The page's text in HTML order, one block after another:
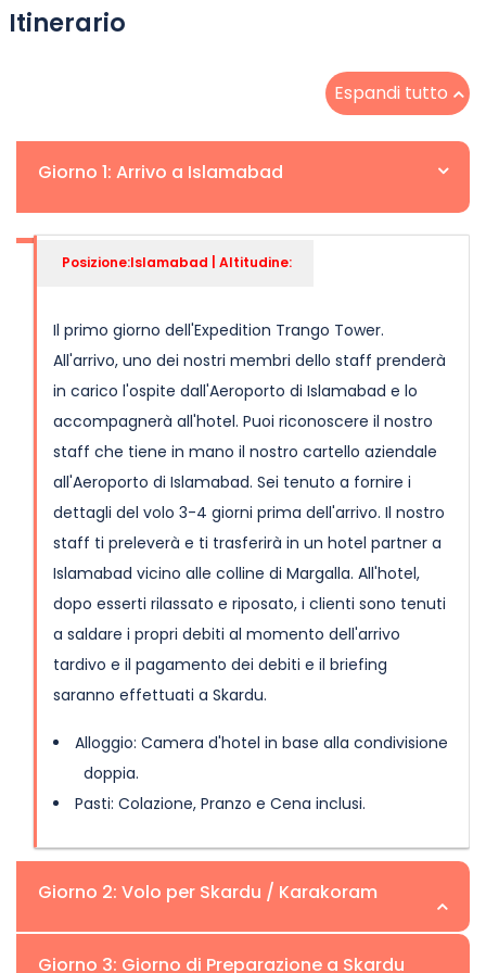
Itinerario
Espandi tutto
Giorno 1: Arrivo a Islamabad
Posizione:Islamabad | Altitudine:
Il primo giorno dell'Expedition Trango Tower.
All'arrivo, uno dei nostri membri dello staff prenderà
in carico l'ospite dall'Aeroporto di Islamabad e lo
accompagnerà all'hotel. Puoi riconoscere il nostro
staff che tiene in mano il nostro cartello aziendale
all'Aeroporto di Islamabad. Sei tenuto a fornire i
dettagli del volo 3-4 giorni prima dell'arrivo. Il nostro
staff ti preleverà e ti trasferirà in un hotel partner a
Islamabad vicino alle colline di Margalla. All'hotel,
dopo esserti rilassato e riposato, i clienti sono tenuti
a saldare i propri debiti al momento dell'arrivo
tardivo e il pagamento dei debiti e il briefing
saranno effettuati a Skardu.
Alloggio: Camera d'hotel in base alla condivisione
doppia.
Pasti: Colazione, Pranzo e Cena inclusi.
Giorno 2: Volo per Skardu / Karakoram
Posizione:Skardu | Altitudine:
Giorno 3: Giorno di Preparazione a Skardu